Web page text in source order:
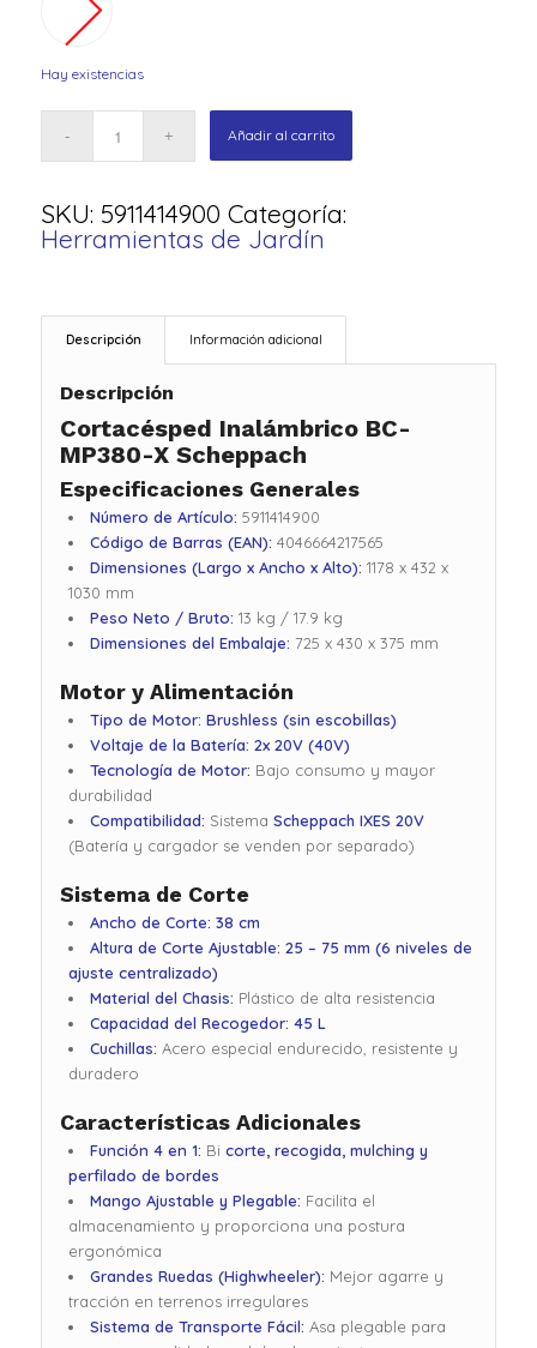
Hay existencias
Añadir al carrito
SKU: 5911414900 Categoría:
Herramientas de Jardín
Descripción Información adicional
Descripción
Cortacésped Inalámbrico BC-
MP380-X Scheppach
Especificaciones Generales
Número de Artículo: 5911414900
Código de Barras (EAN): 4046664217565
Dimensiones (Largo x Ancho x Alto): 1178 x 432 x
1030 mm
Peso Neto / Bruto: 13 kg / 17.9 kg
Dimensiones del Embalaje: 725 x 430 x 375 mm
Motor y Alimentación
Tipo de Motor: Brushless (sin escobillas)
Voltaje de la Batería: 2x 20V (40V)
Tecnología de Motor: Bajo consumo y mayor
durabilidad
Compatibilidad: Sistema Scheppach IXES 20V
(Batería y cargador se venden por separado)
Sistema de Corte
Ancho de Corte: 38 cm
Altura de Corte Ajustable: 25 – 75 mm (6 niveles de
ajuste centralizado)
Material del Chasis: Plástico de alta resistencia
Capacidad del Recogedor: 45 L
Cuchillas: Acero especial endurecido, resistente y
duradero
Características Adicionales
Función 4 en 1: Bi corte, recogida, mulching y
perfilado de bordes
Mango Ajustable y Plegable: Facilita el
almacenamiento y proporciona una postura
ergonómica
Grandes Ruedas (Highwheeler): Mejor agarre y
tracción en terrenos irregulares
Sistema de Transporte Fácil: Asa plegable para